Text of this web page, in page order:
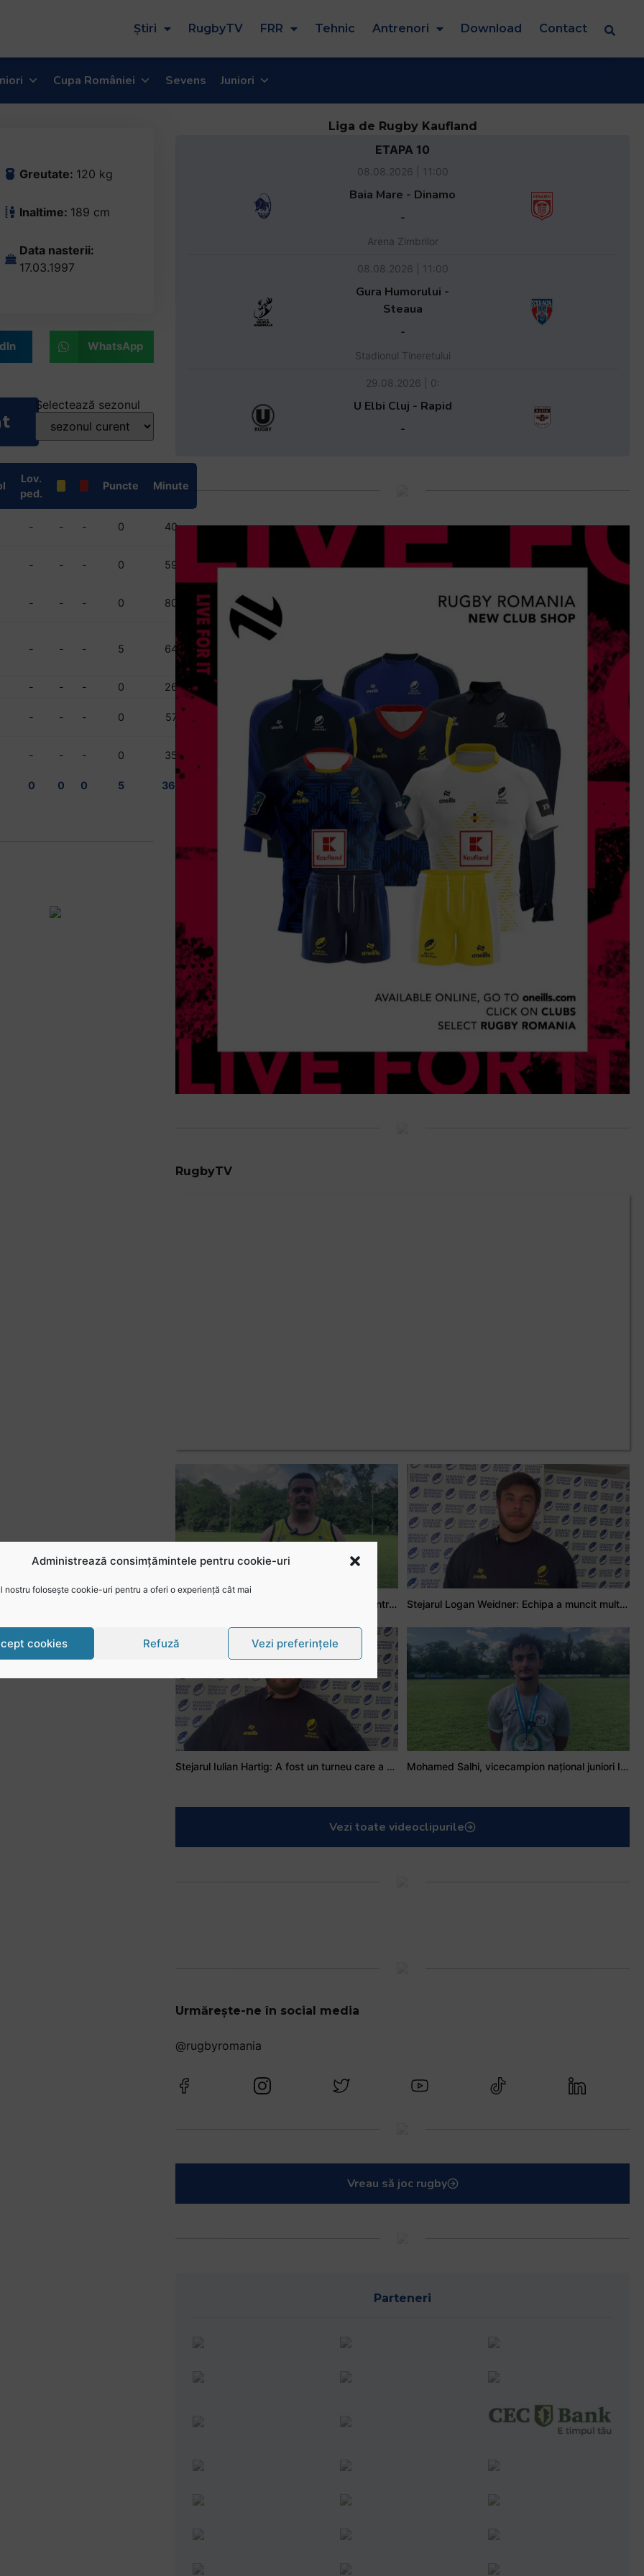
Administrează consimțămintele pentru cookie-uri
nostru folosește cookie-uri pentru a oferi o experiență cât mai
cookies Refuză Vezi preferințele
Știri RugbyTV FRR Tehnic Antrenori Download Contact
Cupa României Sevens Juniori
Greutate: 120 kg
Inaltime: 189 cm
Data nasterii:
17.03.1997
WhatsApp
Selectează sezonul
Lov.
ped.
Puncte Minute
- - - 0 40
- - - 0 59
- - - 0 80
- - - 5 64
- - - 0 26
- - - 0 57
- - - 0 35
0 0 0 5 361
Liga de Rugby Kaufland
ETAPA 10
08.08.2026 | 11:00
Baia Mare - Dinamo
-
Arena Zimbrilor
08.08.2026 | 11:00
Gura Humorului -
Steaua
-
Stadionul Tineretului
29.08.2026 | 0:
U Elbi Cluj - Rapid
-
RugbyTV
Adrian Țală: Visul meu este să debutez pentru România Stejarul Logan Weidner: Echipa a muncit mult, iar asta se va vedea în meciurile de la Nations Cup
Stejarul Iulian Hartig: A fost un turneu care a unit mai mult echipa Mohamed Salhi, vicecampion național juniori I: Rugby-ul te învață să accepți și înfrângerile
Vezi toate videoclipurile
Urmărește-ne în social media
@rugbyromania
Vreau să joc rugby
Parteneri